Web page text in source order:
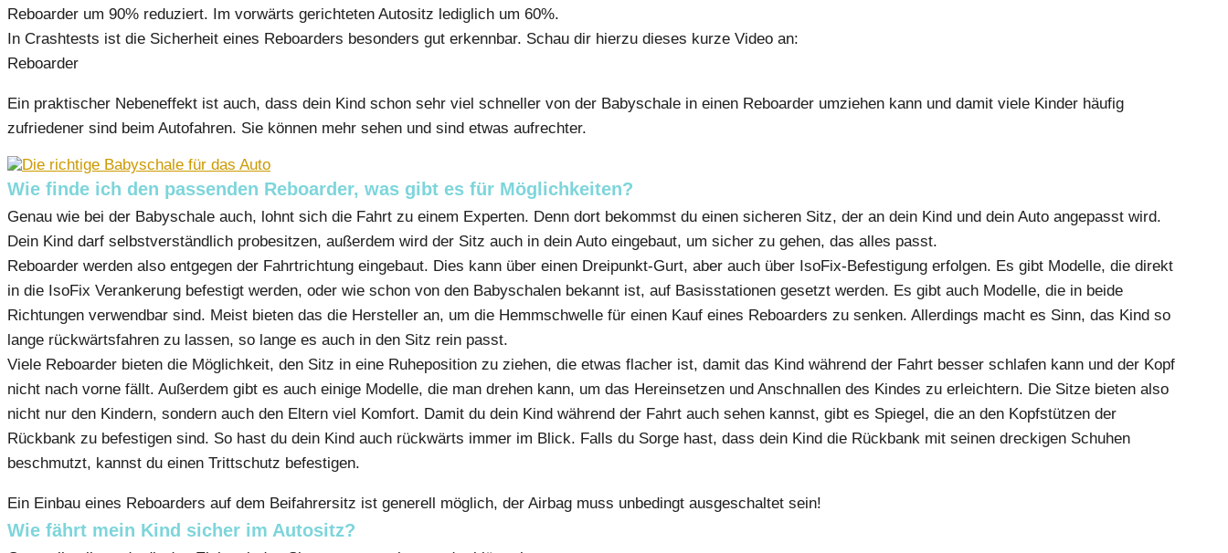
Reboarder um 90% reduziert. Im vorwärts gerichteten Autositz lediglich um 60%.
In Crashtests ist die Sicherheit eines Reboarders besonders gut erkennbar. Schau dir hierzu dieses kurze Video an:
Reboarder
Ein praktischer Nebeneffekt ist auch, dass dein Kind schon sehr viel schneller von der Babyschale in einen Reboarder umziehen kann und damit viele Kinder häufig
zufriedener sind beim Autofahren. Sie können mehr sehen und sind etwas aufrechter.
Wie finde ich den passenden Reboarder, was gibt es für Möglichkeiten?
Genau wie bei der Babyschale auch, lohnt sich die Fahrt zu einem Experten. Denn dort bekommst du einen sicheren Sitz, der an dein Kind und dein Auto angepasst wird.
Dein Kind darf selbstverständlich probesitzen, außerdem wird der Sitz auch in dein Auto eingebaut, um sicher zu gehen, das alles passt.
Reboarder werden also entgegen der Fahrtrichtung eingebaut. Dies kann über einen Dreipunkt-Gurt, aber auch über IsoFix-Befestigung erfolgen. Es gibt Modelle, die direkt
in die IsoFix Verankerung befestigt werden, oder wie schon von den Babyschalen bekannt ist, auf Basisstationen gesetzt werden. Es gibt auch Modelle, die in beide
Richtungen verwendbar sind. Meist bieten das die Hersteller an, um die Hemmschwelle für einen Kauf eines Reboarders zu senken. Allerdings macht es Sinn, das Kind so
lange rückwärtsfahren zu lassen, so lange es auch in den Sitz rein passt.
Viele Reboarder bieten die Möglichkeit, den Sitz in eine Ruheposition zu ziehen, die etwas flacher ist, damit das Kind während der Fahrt besser schlafen kann und der Kopf
nicht nach vorne fällt. Außerdem gibt es auch einige Modelle, die man drehen kann, um das Hereinsetzen und Anschnallen des Kindes zu erleichtern. Die Sitze bieten also
nicht nur den Kindern, sondern auch den Eltern viel Komfort. Damit du dein Kind während der Fahrt auch sehen kannst, gibt es Spiegel, die an den Kopfstützen der
Rückbank zu befestigen sind. So hast du dein Kind auch rückwärts immer im Blick. Falls du Sorge hast, dass dein Kind die Rückbank mit seinen dreckigen Schuhen
beschmutzt, kannst du einen Trittschutz befestigen.
Ein Einbau eines Reboarders auf dem Beifahrersitz ist generell möglich, der Airbag muss unbedingt ausgeschaltet sein!
Wie fährt mein Kind sicher im Autositz?